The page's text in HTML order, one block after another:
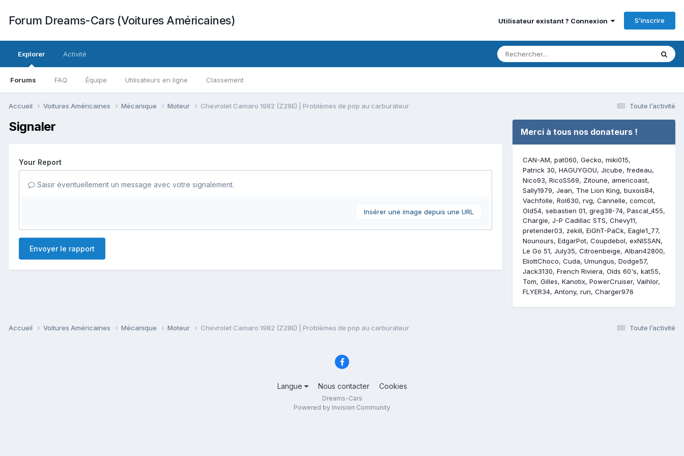
Forum Dreams-Cars (Voitures Américaines) Utilisateur existant ? Connexion S’inscrire
Explorer
Forums FAQ Équipe Utilisateurs en ligne Classement
Activité
Toute l’activité
Accueil Voitures Américaines Mécanique Moteur Chevrolet Camaro 1982 (Z28E) | Problèmes de pop au carburateur
Signaler
Your Report
Saisir éventuellement un message avec votre signalement.
Insérer une image depuis une URL
Envoyer le rapport
Merci à tous nos donateurs !
CAN-AM pat060 Gecko miki015
Patrick 30 HAGUYGOU Jicube fredeau
Nico93 RicoSS69 Zitoune
americoast
Sally1979 Jean The Lion King buxois84
Vachfolle Rol630 rvg Cannelle comcot
Old54 sebastien 01 greg38-74 Pascal_455
Chargie J-P Cadillac STS Chevy11
pretender03
zekill EiGhT-PaCk Eagle1_77
Nounours EdgarPot Coupdebol exNISSAN
Le Go 51 July35 Citroenbeige Alban42800
EliottChoco Cuda Umungus Dodge57
Jack3130 French Riviera Olds 60's kat55
Tom Gilles Kanotix PowerCruiser Vaihlor
FLYER34 Antony run Charger976
Toute l’activité
Accueil Voitures Américaines Mécanique Moteur Chevrolet Camaro 1982 (Z28E) | Problèmes de pop au carburateur
Langue Nous contacter Cookies
Dreams-Cars
Powered by Invision Community